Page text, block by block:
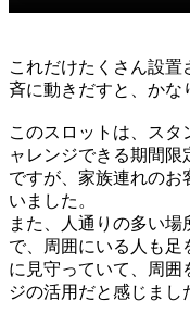
これだけたくさん設
斉に動きだすと、かな
このスロットは、ス
ャレンジできる期間
ですが、家族連れのお
いました。
また、人通りの多い
で、周囲にいる人も
に見守っていて、周囲
ジの活用だと感じまし